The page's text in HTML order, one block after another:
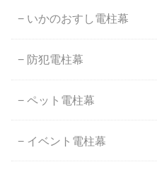
いかのおすし電柱幕
防犯電柱幕
ペット電柱幕
イベント電柱幕